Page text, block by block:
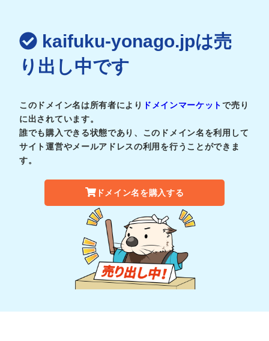
kaifuku-yonago.jpは売
り出し中です
このドメイン名は所有者により ドメインマーケットで売り
に出されています。
誰でも購入できる状態であり、このドメイン名を利用して
サイト運営やメールアドレスの利用を行うことができま
す。
ドメイン名を購入する